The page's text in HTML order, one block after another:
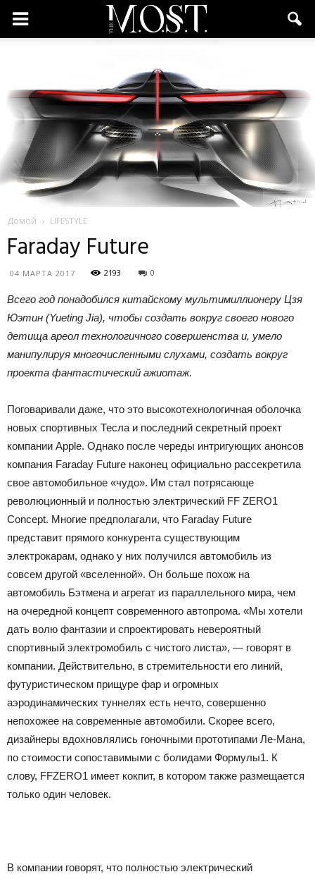
Домой LIFESTYLE
Faraday Future
04 МАРТА 2017 2193 0
Всего год понадобился китайскому мультимиллионеру Цзя
Юэтин (Yueting Jia), чтобы создать вокруг своего нового
детища ареол технологичного совершенства и, умело
манипулируя многочисленными слухами, создать вокруг
проекта фантастический ажиотаж.
Поговаривали даже, что это высокотехнологичная оболочка
новых спортивных Тесла и последний секретный проект
компании Apple. Однако после череды интригующих анонсов
компания Faraday Future наконец официально рассекретила
свое автомобильное «чудо». Им стал потрясающе
революционный и полностью электрический FF ZERO1
Concept. Многие предполагали, что Faraday Future
представит прямого конкурента существующим
электрокарам, однако у них получился автомобиль из
совсем другой «вселенной». Он больше похож на
автомобиль Бэтмена и агрегат из параллельного мира, чем
на очередной концепт современного автопрома. «Мы хотели
дать волю фантазии и спроектировать невероятный
спортивный электромобиль с чистого листа», — говорят в
компании. Действительно, в стремительности его линий,
футуристическом прищуре фар и огромных
аэродинамических туннелях есть нечто, совершенно
непохожее на современные автомобили. Скорее всего,
дизайнеры вдохновлялись гоночными прототипами Ле-Мана,
по стоимости сопоставимыми с болидами Формулы1. К
слову, FFZERO1 имеет кокпит, в котором также размещается
только один человек.
В компании говорят, что полностью электрический